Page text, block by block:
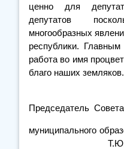
ценно для
депутатов
многообразных
республики.
работа во имя
благо наших земляков.
Председатель
муниципального
Т.Ю.